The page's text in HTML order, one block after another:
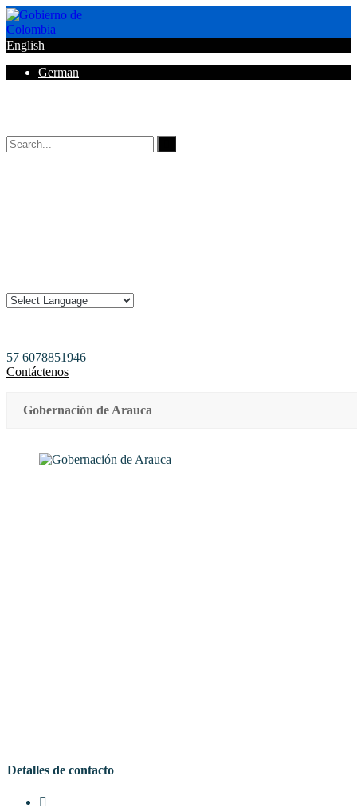
English
German
57 6078851946
Contáctenos
Gobernación de Arauca
Detalles de contacto